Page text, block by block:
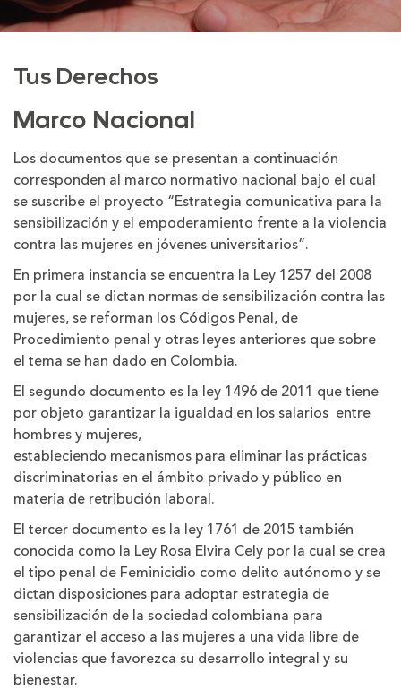
Tus Derechos
Marco Nacional
Los documentos que se presentan a continuación
corresponden al marco normativo nacional bajo el cual
se suscribe el proyecto “Estrategia comunicativa para la
sensibilización y el empoderamiento frente a la violencia
contra las mujeres en jóvenes universitarios”.
En primera instancia se encuentra la Ley 1257 del 2008
por la cual se dictan normas de sensibilización contra las
mujeres, se reforman los Códigos Penal, de
Procedimiento penal y otras leyes anteriores que sobre
el tema se han dado en Colombia.
El segundo documento es la ley 1496 de 2011 que tiene
por objeto garantizar la igualdad en los salarios entre
hombres y mujeres,
estableciendo mecanismos para eliminar las prácticas
discriminatorias en el ámbito privado y público en
materia de retribución laboral.
El tercer documento es la ley 1761 de 2015 también
conocida como la Ley Rosa Elvira Cely por la cual se crea
el tipo penal de Feminicidio como delito autónomo y se
dictan disposiciones para adoptar estrategia de
sensibilización de la sociedad colombiana para
garantizar el acceso a las mujeres a una vida libre de
violencias que favorezca su desarrollo integral y su
bienestar.